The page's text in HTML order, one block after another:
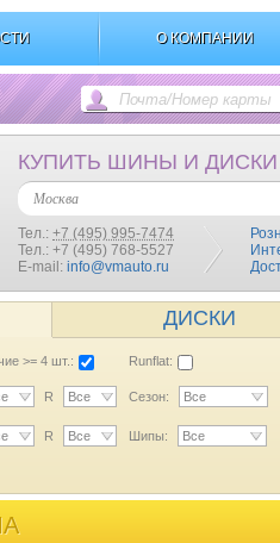
О КОМПАНИИ
КУПИТЬ ШИНЫ И ДИСКИ
Москва
Тел.: +7 (495) 995-7474
Тел.: +7 (495) 768-5527
E-mail: info@vmauto.ru
ДИСКИ
>= 4 шт.: Runflat:
R Все Сезон: Все
R Все Шипы: Все